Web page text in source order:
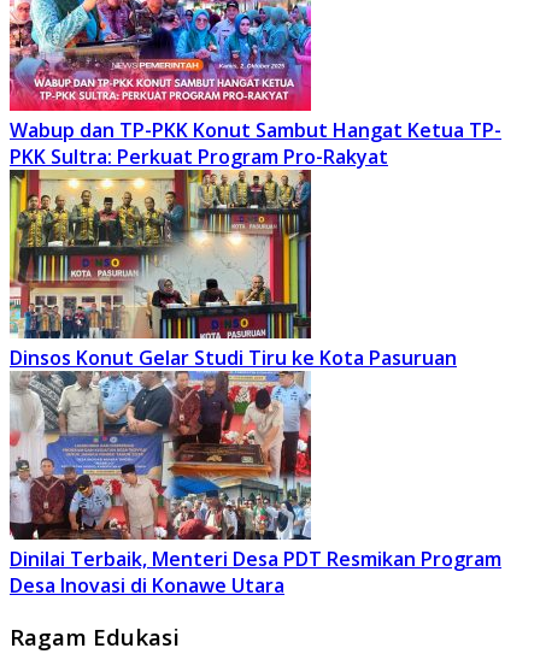
Wabup dan TP-PKK Konut Sambut Hangat Ketua TP-
PKK Sultra: Perkuat Program Pro-Rakyat
Dinsos Konut Gelar Studi Tiru ke Kota Pasuruan
Dinilai Terbaik, Menteri Desa PDT Resmikan Program
Desa Inovasi di Konawe Utara
Ragam Edukasi